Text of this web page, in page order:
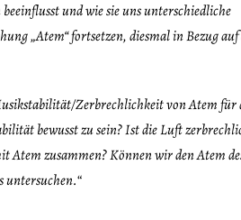
und wie sie uns unterschiedliche
„Atem“ fortsetzen, diesmal in Bezug auf
Zerbrechlichkeit von Atem für
bewusst zu sein? Ist die Luft
Atem zusammen? Können wir den Atem
untersuchen.“